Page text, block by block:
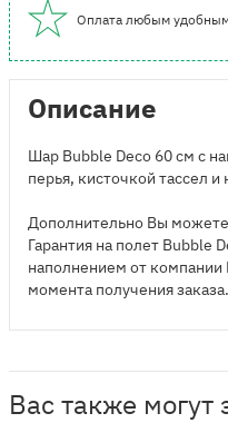
Оплата любым
Описание
Шар Bubble Deco 60 см с
перья, кисточкой тассел и
Дополнительно Вы можете
Гарантия на полет Bubble
наполнением от
момента получения заказа.
Вас также могут